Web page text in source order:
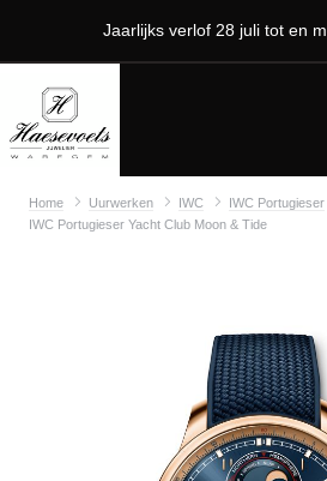
Jaarlijks verlof 28 juli tot en
Home Uurwerken IWC
IWC Portugieser
IWC Portugieser Yacht Club Moon & Tide